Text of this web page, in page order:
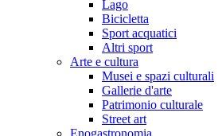
Lago
Bicicletta
Sport acquatici
Altri sport
Arte e cultura
Musei e spazi culturali
Gallerie d'arte
Patrimonio culturale
Street art